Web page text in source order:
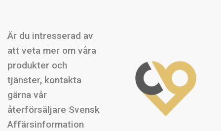
Är du intresserad av
att veta mer om våra
produkter och
tjänster, kontakta
gärna vår
återförsäljare Svensk
Affärsinformation